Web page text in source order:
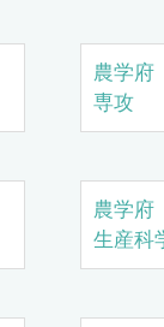
農学
専攻
農学
生産科